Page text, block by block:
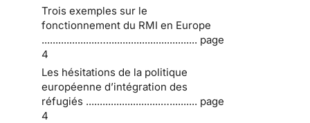
Trois exemples sur le
fonctionnement du RMI en Europe
....................…................................. page
4
Les hésitations de la politique
européenne d’intégration des
réfugiés ...........................….......... page
4